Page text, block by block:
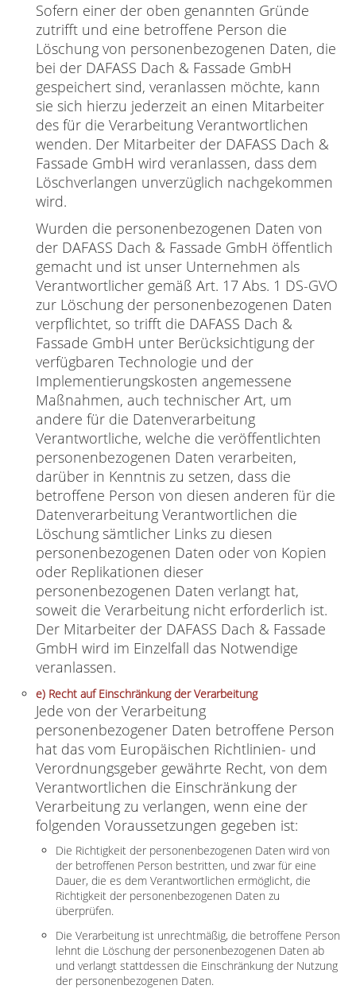
Sofern einer der oben genannten Gründe
zutrifft und eine betroffene Person die
Löschung von personenbezogenen Daten, die
bei der DAFASS Dach & Fassade GmbH
gespeichert sind, veranlassen möchte, kann
sie sich hierzu jederzeit an einen Mitarbeiter
des für die Verarbeitung Verantwortlichen
wenden. Der Mitarbeiter der DAFASS Dach &
Fassade GmbH wird veranlassen, dass dem
Löschverlangen unverzüglich nachgekommen
wird.
Wurden die personenbezogenen Daten von
der DAFASS Dach & Fassade GmbH öffentlich
gemacht und ist unser Unternehmen als
Verantwortlicher gemäß Art. 17 Abs. 1 DS-GVO
zur Löschung der personenbezogenen Daten
verpflichtet, so trifft die DAFASS Dach &
Fassade GmbH unter Berücksichtigung der
verfügbaren Technologie und der
Implementierungskosten angemessene
Maßnahmen, auch technischer Art, um
andere für die Datenverarbeitung
Verantwortliche, welche die veröffentlichten
personenbezogenen Daten verarbeiten,
darüber in Kenntnis zu setzen, dass die
betroffene Person von diesen anderen für die
Datenverarbeitung Verantwortlichen die
Löschung sämtlicher Links zu diesen
personenbezogenen Daten oder von Kopien
oder Replikationen dieser
personenbezogenen Daten verlangt hat,
soweit die Verarbeitung nicht erforderlich ist.
Der Mitarbeiter der DAFASS Dach & Fassade
GmbH wird im Einzelfall das Notwendige
veranlassen.
e) Recht auf Einschränkung der Verarbeitung
Jede von der Verarbeitung
personenbezogener Daten betroffene Person
hat das vom Europäischen Richtlinien- und
Verordnungsgeber gewährte Recht, von dem
Verantwortlichen die Einschränkung der
Verarbeitung zu verlangen, wenn eine der
folgenden Voraussetzungen gegeben ist:
Die Richtigkeit der personenbezogenen Daten wird von
der betroffenen Person bestritten, und zwar für eine
Dauer, die es dem Verantwortlichen ermöglicht, die
Richtigkeit der personenbezogenen Daten zu
überprüfen.
Die Verarbeitung ist unrechtmäßig, die betroffene Person
lehnt die Löschung der personenbezogenen Daten ab
und verlangt stattdessen die Einschränkung der Nutzung
der personenbezogenen Daten.